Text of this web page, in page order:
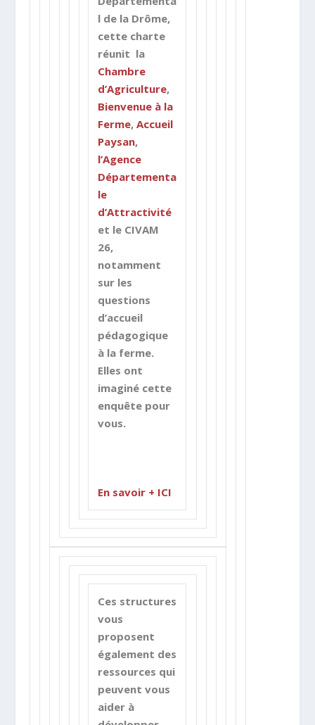
l de la Drôme,
cette charte
réunit la
Chambre
d’Agriculture,
Bienvenue à la
Ferme,Accueil
Paysan,
l’Agence
Départementa
le
d’Attractivité
et le CIVAM
26,
notamment
sur les
questions
d’accueil
pédagogique
à la ferme.
Elles ont
imaginé cette
enquête pour
vous.
En savoir + ICI
Ces structures
vous
proposent
également des
ressources qui
peuvent vous
aider à